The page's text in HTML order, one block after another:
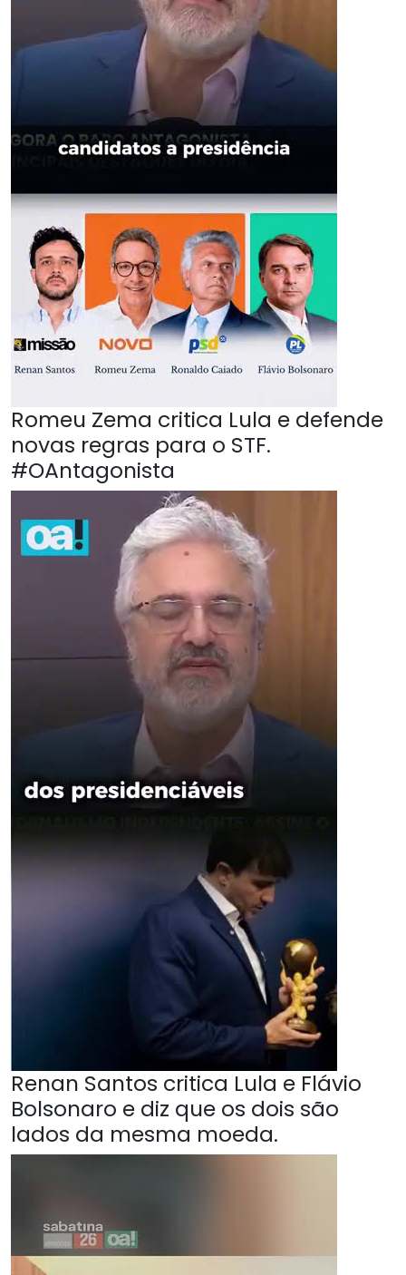
Romeu Zema critica Lula e defende
novas regras para o STF.
#OAntagonista
Renan Santos critica Lula e Flávio
Bolsonaro e diz que os dois são
lados da mesma moeda.